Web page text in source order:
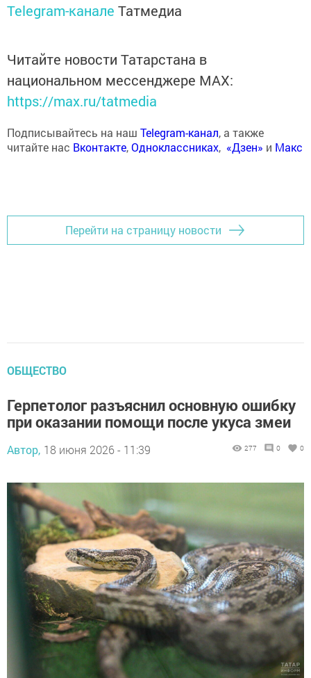
Telegram-канале Татмедиа
Читайте новости Татарстана в
национальном мессенджере MАХ:
https://max.ru/tatmedia
Подписывайтесь на наш Telegram-канал, а также
читайте нас Вконтакте,Одноклассниках, «Дзен» и Макс
Перейти на страницу новости
ОБЩЕСТВО
Герпетолог разъяснил основную ошибку
при оказании помощи после укуса змеи
Автор, 18 июня 2026 - 11:39 277 0 0